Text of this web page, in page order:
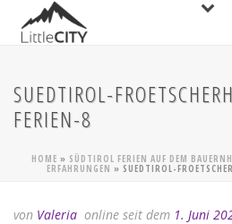
SUEDTIROL-
FERIEN-8
HOME » SÜDTIROL FERIEN AUF DEM
ERFAHRUNGEN » SUEDTIROL-
von Valeria online seit dem 1. Juni